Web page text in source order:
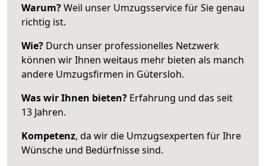
Warum?Weil unser Umzugsservice für Sie genau
richtig ist.
Wie? Durch unser professionelles Netzwerk
können wir Ihnen weitaus mehr bieten als manch
andere Umzugsfirmen in Gütersloh.
Was wir Ihnen bieten? Erfahrung und das seit
13 Jahren.
Kompetenz, da wir die Umzugsexperten für Ihre
Wünsche und Bedürfnisse sind.